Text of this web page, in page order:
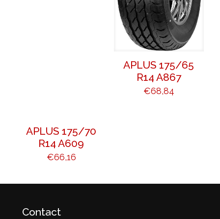
APLUS 175/65
R14 A867
€68,84
APLUS 175/70
R14 A609
€66,16
Contact